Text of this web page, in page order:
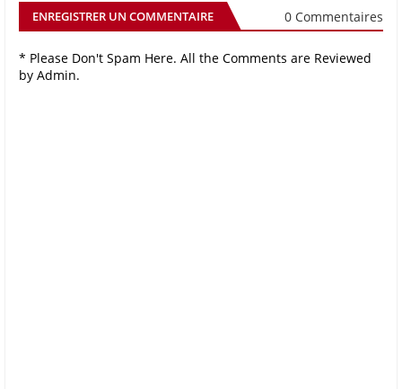
ENREGISTRER UN COMMENTAIRE 0 Commentaires
* Please Don't Spam Here. All the Comments are Reviewed
by Admin.